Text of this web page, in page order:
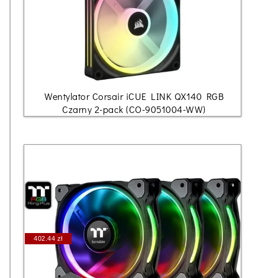
Wentylator Corsair iCUE LINK QX140 RGB
Czarny 2-pack (CO-9051004-WW)
402.44 zł